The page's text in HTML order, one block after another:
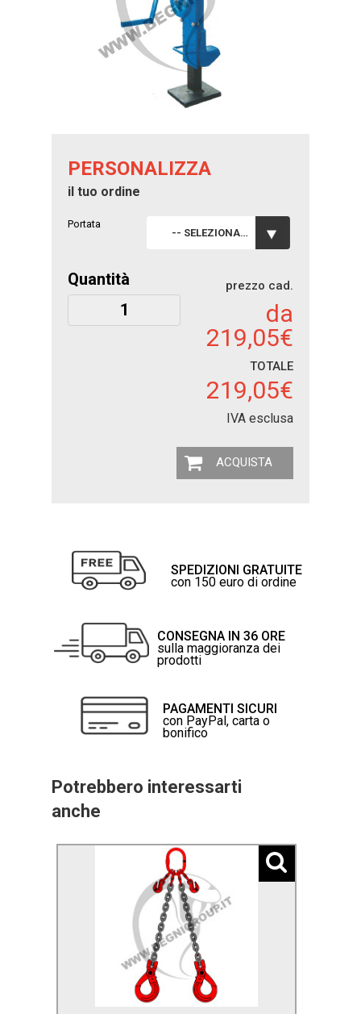
PERSONALIZZA
il tuo ordine
Portata
-- SELEZIONA --
Quantità prezzo cad.
da
219,05€
TOTALE
219,05€
IVA esclusa
ACQUISTA
SPEDIZIONI GRATUITE
con 150 euro di ordine
CONSEGNA IN 36 ORE
sulla maggioranza dei
prodotti
PAGAMENTI SICURI
con PayPal, carta o
bonifico
Potrebbero interessarti
anche